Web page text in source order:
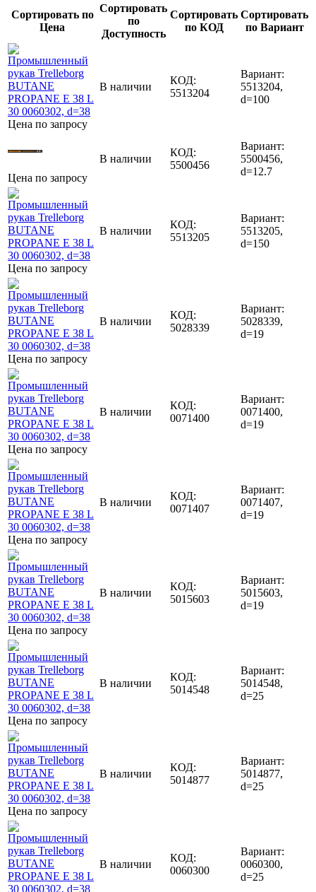
Сортировать по
Цена
Сортировать
по
Доступность
Сортировать
по КОД
Сортировать
по Вариант
Цена по запросу
В наличии
КОД:
5513204
Вариант:
5513204,
d=100
Цена по запросу
В наличии
КОД:
5500456
Вариант:
5500456,
d=12.7
Цена по запросу
В наличии
КОД:
5513205
Вариант:
5513205,
d=150
Цена по запросу
В наличии
КОД:
5028339
Вариант:
5028339,
d=19
Цена по запросу
В наличии
КОД:
0071400
Вариант:
0071400,
d=19
Цена по запросу
В наличии
КОД:
0071407
Вариант:
0071407,
d=19
Цена по запросу
В наличии
КОД:
5015603
Вариант:
5015603,
d=19
Цена по запросу
В наличии
КОД:
5014548
Вариант:
5014548,
d=25
Цена по запросу
В наличии
КОД:
5014877
Вариант:
5014877,
d=25
В наличии
КОД:
0060300
Вариант:
0060300,
d=25